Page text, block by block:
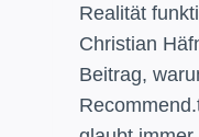
Realität
Christian
Beitrag,